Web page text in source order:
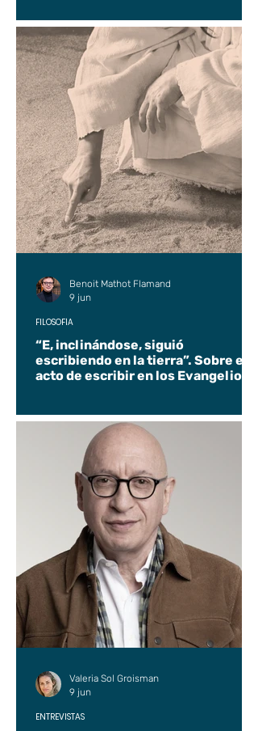
“E, inclinándose, siguió
escribiendo en la tierra”. Sobre el
acto de escribir en los Evangelios.
FILOSOFÍA
Benoit Mathot Flamand
9 jun
ENTREVISTAS
Valeria Sol Groisman
9 jun